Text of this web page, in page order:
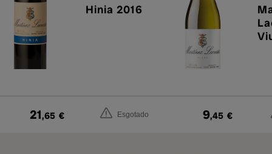
Hinia 2016
21,65 € Esgotado 9,45 €